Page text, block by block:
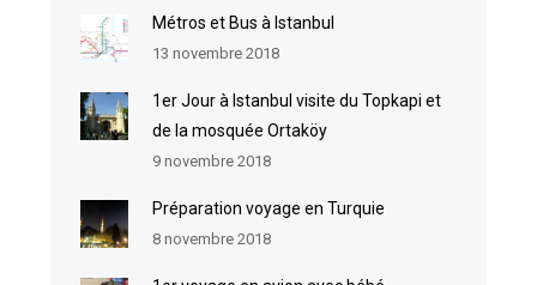
Métros et Bus à Istanbul
13 novembre 2018
1er Jour à Istanbul visite du Topkapi et
de la mosquée Ortaköy
9 novembre 2018
Préparation voyage en Turquie
8 novembre 2018